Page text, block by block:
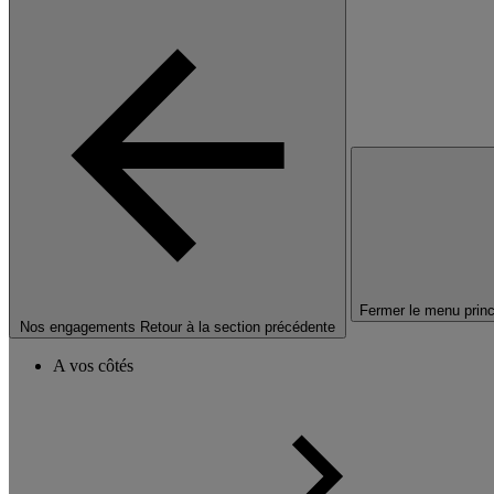
Nos engagements Retour à la section précédente
Fermer le menu
A vos côtés